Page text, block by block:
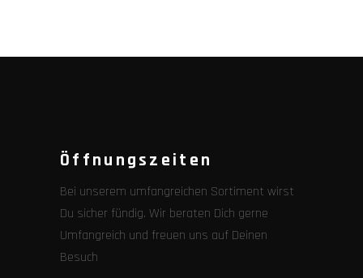
Öffnungszeiten
Bei unserem umfangreichen Sortiment wirst
Du sicher fündig. Wir beraten Dich gerne
Umfangreich und freuen uns auf Deinen
Besuch